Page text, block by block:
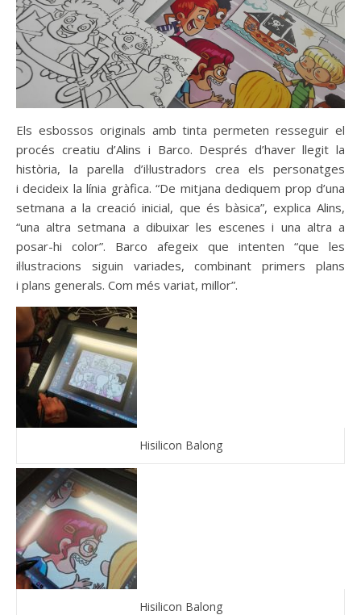
Els esbossos originals amb tinta permeten resseguir el
procés creatiu d’Alins i Barco. Després d’haver llegit la
història, la parella d’il·lustradors crea els personatges
i decideix la línia gràfica. “De mitjana dediquem prop d’una
setmana a la creació inicial, que és bàsica”, explica Alins,
“una altra setmana a dibuixar les escenes i una altra a
posar-hi color”. Barco afegeix que intenten “que les
il·lustracions siguin variades, combinant primers plans
i plans generals. Com més variat, millor”.
Hisilicon Balong
Hisilicon Balong